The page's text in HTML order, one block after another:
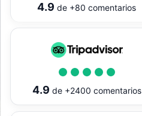
4.9 de +80 comentarios
4.9 de +2400 comentarios